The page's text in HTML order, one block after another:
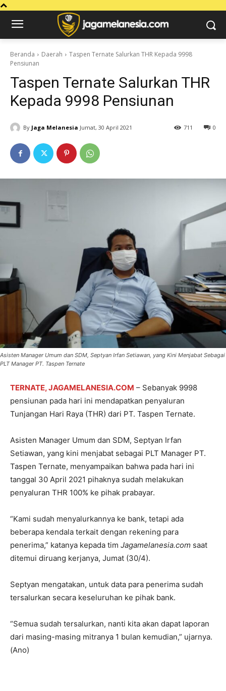
Beranda Daerah
Taspen Ternate Salurkan THR Kepada 9998
Pensiunan
Taspen Ternate Salurkan THR
Kepada 9998 Pensiunan
By Jaga Melanesia Jumat, 30 April 2021 0
711
Asisten Manager Umum dan SDM, Septyan Irfan Setiawan, yang Kini Menjabat Sebagai
PLT Manager PT. Taspen Ternate
TERNATE, JAGAMELANESIA.COM – Sebanyak 9998
pensiunan pada hari ini mendapatkan penyaluran
Tunjangan Hari Raya (THR) dari PT. Taspen Ternate.
Asisten Manager Umum dan SDM, Septyan Irfan
Setiawan, yang kini menjabat sebagai PLT Manager PT.
Taspen Ternate, menyampaikan bahwa pada hari ini
tanggal 30 April 2021 pihaknya sudah melakukan
penyaluran THR 100% ke pihak prabayar.
“Kami sudah menyalurkannya ke bank, tetapi ada
beberapa kendala terkait dengan rekening para
penerima,” katanya kepada tim Jagamelanesia.com saat
ditemui diruang kerjanya, Jumat (30/4).
Septyan mengatakan, untuk data para penerima sudah
tersalurkan secara keseluruhan ke pihak bank.
“Semua sudah tersalurkan, nanti kita akan dapat laporan
dari masing-masing mitranya 1 bulan kemudian,” ujarnya.
(Ano)